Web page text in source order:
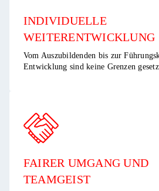
INDIVIDUELLE
WEITERENTWICKLUNG ​
Vom Auszubildenden bis zur
Entwicklung sind keine Grenzen
FAIRER UMGANG UND
TEAMGEIST​